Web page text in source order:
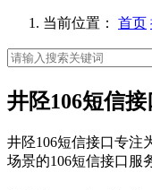
当前位置： 首页
井陉106短信接
井陉106短信接口专注
场景的106短信接口服